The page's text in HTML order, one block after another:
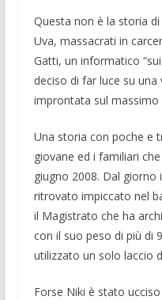
Questa non è la storia
Uva, massacrati in
Gatti, un informatico
deciso di far luce su
impron­tata sul massimo
Una storia con poche e
giovane ed i familiari
giugno 2008. Dal giorno
ritrovato impiccato nel
il Magistrato che ha
con il suo peso di più di
utilizzato un solo laccio
Forse Niki è stato